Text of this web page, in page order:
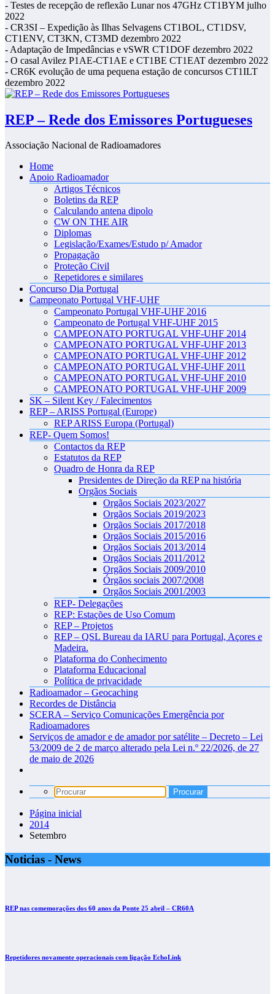
- Testes de recepção de reflexão Lunar nos 47GHz CT1BYM julho
2022
- CR3SI – Expedição às Ilhas Selvagens CT1BOL, CT1DSV,
CT1ENV, CT3KN, CT3MD dezembro 2022
- Adaptação de Impedâncias e vSWR CT1DOF dezembro 2022
- O casal Avilez P1AE-CT1AE e CT1BE CT1EAT dezembro 2022
- CR6K evolução de uma pequena estação de concursos CT1ILT
dezembro 2022
REP – Rede dos Emissores Portugueses
Associação Nacional de Radioamadores
Home
Apoio Radioamador
Artigos Técnicos
Boletins da REP
Calculando antena dipolo
CW ON THE AIR
Diplomas
Legislação/Exames/Estudo p/ Amador
Propagação
Proteção Civil
Repetidores e similares
Concurso Dia Portugal
Campeonato Portugal VHF-UHF
Campeonato Portugal VHF-UHF 2016
Campeonato de Portugal VHF-UHF 2015
CAMPEONATO PORTUGAL VHF-UHF 2014
CAMPEONATO PORTUGAL VHF-UHF 2013
CAMPEONATO PORTUGAL VHF-UHF 2012
CAMPEONATO PORTUGAL VHF-UHF 2011
CAMPEONATO PORTUGAL VHF-UHF 2010
CAMPEONATO PORTUGAL VHF-UHF 2009
SK – Silent Key / Falecimentos
REP – ARISS Portugal (Europe)
REP ARISS Europa (Portugal)
REP- Quem Somos!
Contactos da REP
Estatutos da REP
Quadro de Honra da REP
Presidentes de Direção da REP na história
Orgãos Sociais
Orgãos Sociais 2023/2027
Orgãos Sociais 2019/2023
Orgãos Sociais 2017/2018
Orgãos Sociais 2015/2016
Orgãos Sociais 2013/2014
Orgãos Sociais 2011/2012
Orgãos Sociais 2009/2010
Órgãos sociais 2007/2008
Orgãos Sociais 2001/2003
REP- Delegações
REP: Estações de Uso Comum
REP – Projetos
REP – QSL Bureau da IARU para Portugal, Açores e
Madeira.
Plataforma do Conhecimento
Plataforma Educacional
Política de privacidade
Radioamador – Geocaching
Recordes de Distância
SCERA – Serviço Comunicações Emergência por
Radioamadores
Serviços de amador e de amador por satélite – Decreto – Lei
53/2009 de 2 de março alterado pela Lei n.º 22/2026, de 27
de maio de 2026
Página inicial
2014
Setembro
Noticias - News
REP nas comemorações dos 60 anos da Ponte 25 abril – CR60A
Repetidores novamente operacionais com ligação EchoLink